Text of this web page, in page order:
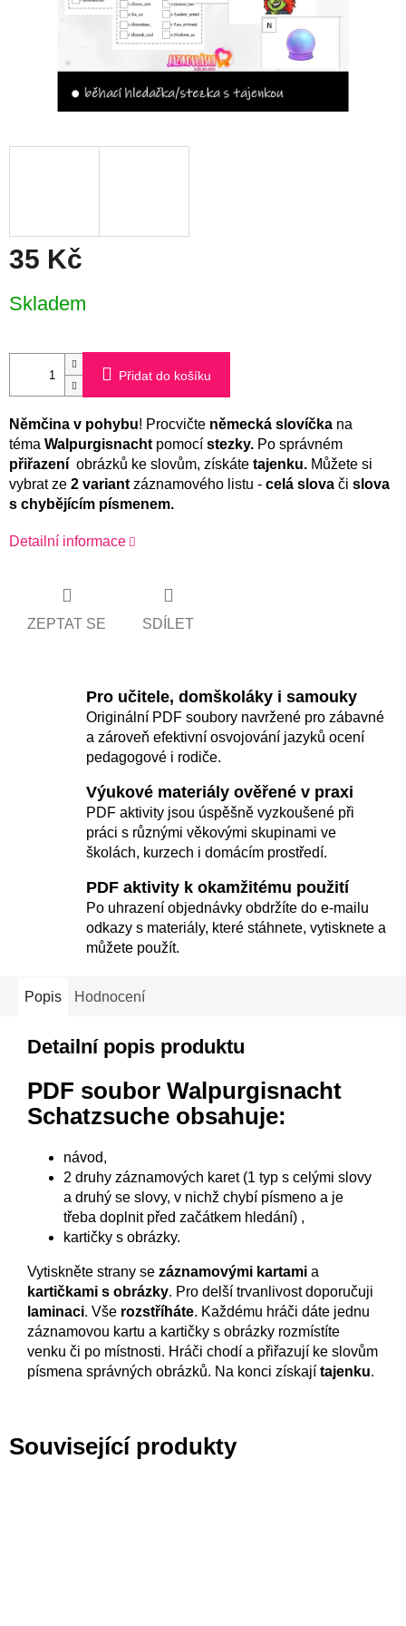
35 Kč
cena:
Skladem
Přidat do košíku
Němčina v pohybu! Procvičte německá slovíčka na
téma Walpurgisnacht pomocí stezky. Po správném
přiřazení obrázků ke slovům, získáte tajenku. Můžete si
vybrat ze 2 variant záznamového listu - celá slova či slova
s chybějícím písmenem.
Detailní informace
ZEPTAT SE SDÍLET
Pro učitele, domškoláky i samouky
Originální PDF soubory navržené pro zábavné
a zároveň efektivní osvojování jazyků ocení
pedagogové i rodiče.
Výukové materiály ověřené v praxi
PDF aktivity jsou úspěšně vyzkoušené při
práci s různými věkovými skupinami ve
školách, kurzech i domácím prostředí.
PDF aktivity k okamžitému použití
Po uhrazení objednávky obdržíte do e-mailu
odkazy s materiály, které stáhnete, vytisknete a
můžete použít.
Popis Hodnocení
Detailní popis produktu
PDF soubor Walpurgisnacht
Schatzsuche obsahuje:
návod,
2 druhy záznamových karet (1 typ s celými slovy
a druhý se slovy, v nichž chybí písmeno a je
třeba doplnit před začátkem hledání) ,
kartičky s obrázky.
Vytiskněte strany se záznamovými kartami a
kartičkami s obrázky. Pro delší trvanlivost doporučuji
laminaci. Vše rozstříháte. Každému hráči dáte jednu
záznamovou kartu a kartičky s obrázky rozmístíte
venku či po místnosti. Hráči chodí a přiřazují ke slovům
písmena správných obrázků. Na konci získají tajenku.
Související produkty